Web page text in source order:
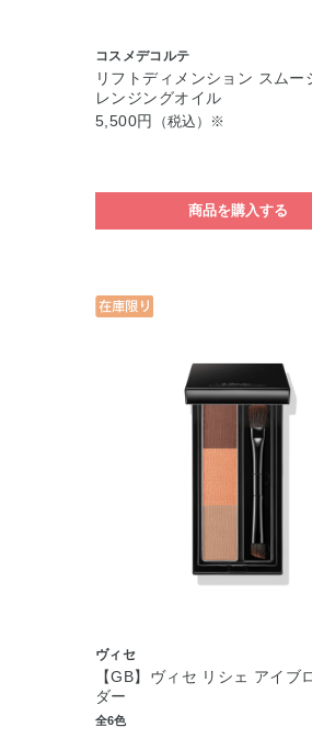
コスメデコルテ
リフトディメンション スムー
レンジングオイル
5,500円
（税込）※
商品を購入する
ヴィセ
【GB】ヴィセ リシェ アイブ
ダー
全6色